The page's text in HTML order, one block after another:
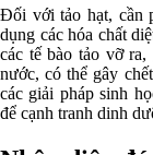
Đối với tảo hạt, cần
dụng các hóa chất
các tế bào tảo vỡ
nước, có thể gây
các giải pháp sinh
để cạnh tranh dinh